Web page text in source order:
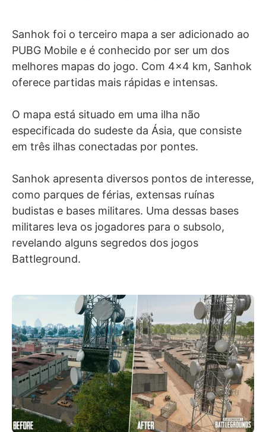
Sanhok foi o terceiro mapa a ser adicionado ao
PUBG Mobile e é conhecido por ser um dos
melhores mapas do jogo. Com 4×4 km, Sanhok
oferece partidas mais rápidas e intensas.
O mapa está situado em uma ilha não
especificada do sudeste da Ásia, que consiste
em três ilhas conectadas por pontes.
Sanhok apresenta diversos pontos de interesse,
como parques de férias, extensas ruínas
budistas e bases militares. Uma dessas bases
militares leva os jogadores para o subsolo,
revelando alguns segredos dos jogos
Battleground.